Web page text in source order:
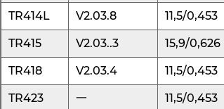
TR414L V2.03.8 11,5/0,453
TR415 V2.03..3 15,9/0,626
TR418 V2.03.4 11,5/0,453
TR423 一 11,5/0,453